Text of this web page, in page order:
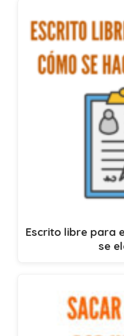
Escrito libre para
se